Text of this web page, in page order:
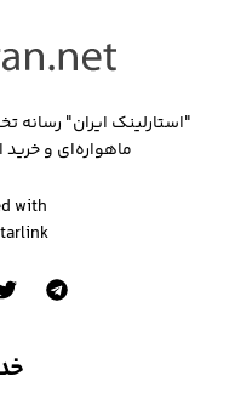
"استارلینک ایران" رسانه
ماهواره‌ای و
with